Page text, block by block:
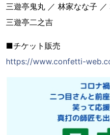
三遊亭鬼丸 ／ 林家なな子
三遊亭二之吉
■チケット販売
https://www.confetti-